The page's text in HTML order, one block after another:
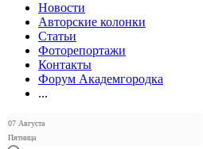
Новости
Авторские колонки
Статьи
Фоторепортажи
Контакты
Форум Академгородка
...
07 Августа
Пятница